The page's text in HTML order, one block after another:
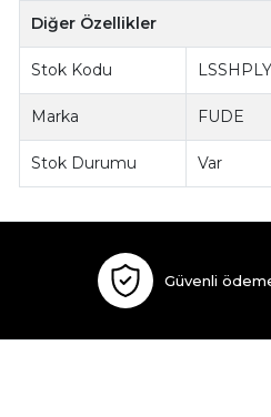
Diğer Özellikler
Stok Kodu
Marka FUDE
Stok Durumu Var
Güvenli